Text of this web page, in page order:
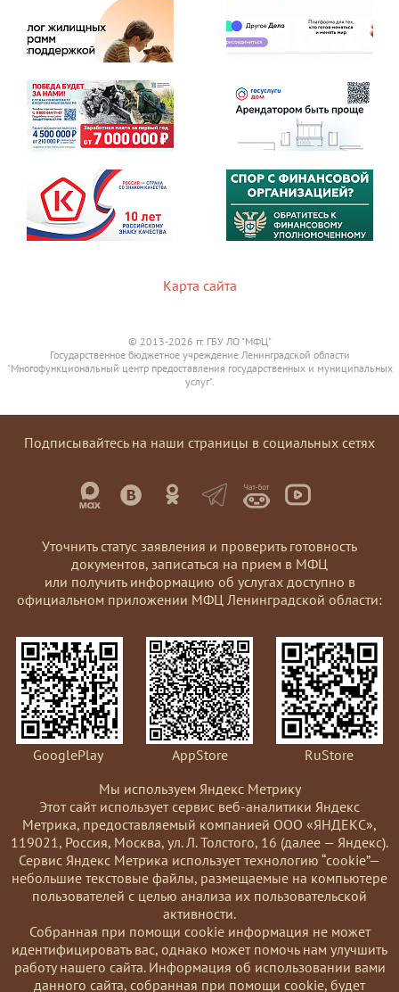
Карта сайта
© 2013-2026 гг. ГБУ ЛО "МФЦ"
Государственное бюджетное учреждение Ленинградской области
"Многофункциональный центр предоставления государственных и муниципальных
услуг".
Подписывайтесь на наши страницы в социальных сетях
Уточнить статус заявления и проверить готовность
документов, записаться на прием в МФЦ
или получить информацию об услугах доступно в
официальном приложении МФЦ Ленинградской области:
GooglePlay AppStore
RuStore
Мы используем Яндекс Метрику
Этот сайт использует сервис веб-аналитики Яндекс
Метрика, предоставляемый компанией ООО «ЯНДЕКС»,
119021, Россия, Москва, ул. Л. Толстого, 16 (далее — Яндекс).
Сервис Яндекс Метрика использует технологию “cookie”—
небольшие текстовые файлы, размещаемые на компьютере
пользователей с целью анализа их пользовательской
активности.
Coбранная при помощи cookie информация не может
идентифицировать вас, однако может помочь нам улучшить
работу нашего сайта. Информация об использовании вами
данного сайта, собранная при помощи cookie, будет